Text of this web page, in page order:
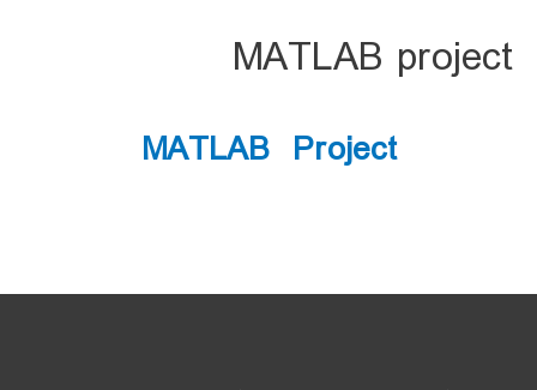
MATLAB project
MATLAB Project